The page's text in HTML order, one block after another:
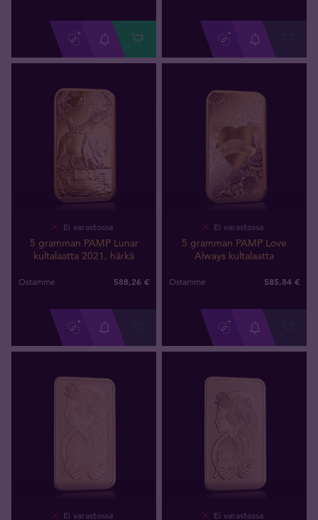
Ei varastossa
5 gramman PAMP Lunar
kultalaatta 2021, härkä
Ostamme 588,26 €
Ei varastossa
5 gramman PAMP Love
Always kultalaatta
Ostamme 585,84 €
Ei varastossa Ei varastossa